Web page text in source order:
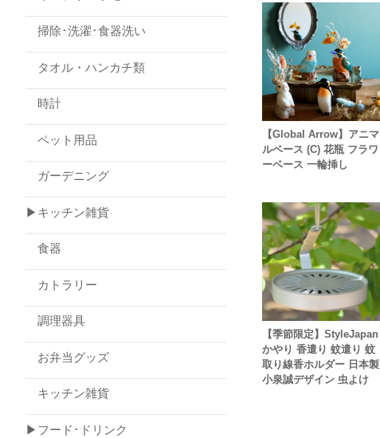
【Global Arrow】アニマ
ルベース (C) 花瓶 フラワ
ーベース 一輪挿し
【季節限定】StyleJapan
かやり 香遣り 蚊遣り 蚊
取り線香ホルダー 日本製
小泉誠デザイン 虫よけ
掃除･洗濯･食器洗い
タオル・ハンカチ類
時計
ペット用品
ガーデニング
▶キッチン雑貨
食器
カトラリー
調理器具
お弁当グッズ
キッチン雑貨
▶フード･ドリンク